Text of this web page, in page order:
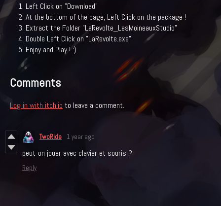
Left Click on "Download"
At the bottom of the page, Left Click on the package !
Extract the Folder "LaRevolte_LesMoineauxStudio"
Double Left Click on "LaRevolte.exe"
Enjoy and Play ! :)
Comments
Log in with itch.io to leave a comment.
TwoRide 1 year ago
peut-on jouer avec clavier et souris ?
Reply